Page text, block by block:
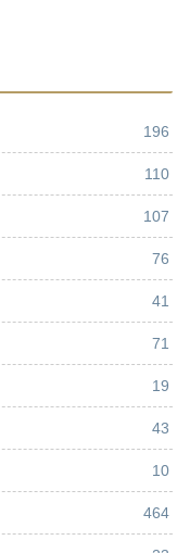
196
110
107
76
41
71
19
43
10
464